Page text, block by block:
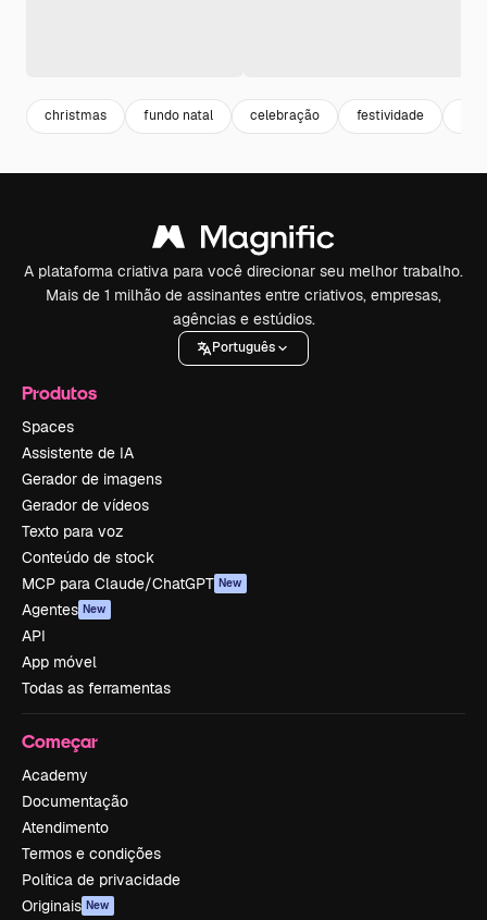
christmas fundo natal celebração festividade
A plataforma criativa para você direcionar seu melhor trabalho.
Mais de 1 milhão de assinantes entre criativos, empresas,
agências e estúdios.
Português
Produtos
Spaces
Assistente de IA
Gerador de imagens
Gerador de vídeos
Texto para voz
Conteúdo de stock
MCP para Claude/ChatGPT New
Agentes New
API
App móvel
Todas as ferramentas
Começar
Academy
Documentação
Atendimento
Termos e condições
Política de privacidade
Originais New